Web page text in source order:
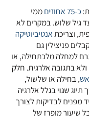
כ-75 אחוזים
ממי
גיל שלוש. במקרים לא
וצריכתאנטיביוטיקה
פניצילין גם
למחלה מלכתחילה, או
ולא בתגובה אלרגית. חלק
, בחילה או שלשול,
שגוי בגלל אלרגיה
לבדיקות לצורך
שיעור מופרז של